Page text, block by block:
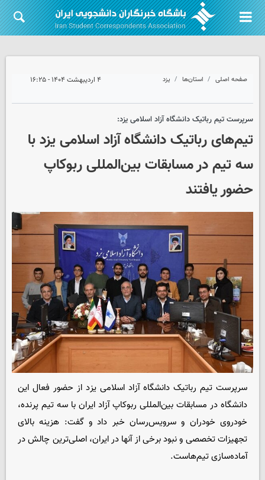
صفحه اصلی استان‌ها یزد ۴ اردیبهشت ۱۴۰۴ - ۱۶:۲۵
سرپرست تیم رباتیک دانشگاه آزاد اسلامی یزد:
تیم‌های رباتیک دانشگاه آزاد اسلامی یزد با
سه تیم در مسابقات بین‌المللی ربوکاپ
حضور یافتند
سرپرست تیم رباتیک دانشگاه آزاد اسلامی یزد از حضور فعال این
دانشگاه در مسابقات بین‌المللی ربوکاپ آزاد ایران با سه تیم پرنده،
خودروی خودران و سرویس‌رسان خبر داد و گفت: هزینه بالای
تجهیزات تخصصی و نبود برخی از آنها در ایران، اصلی‌ترین چالش در
آماده‌سازی تیم‌هاست.